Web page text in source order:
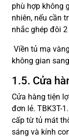
phù hợp không
nhiên, nếu cần
nhắc ghép đôi
Viền tủ mạ
không gian
1.5. Cửa
Cửa hàng tiện
đơn lẻ. TBK3T-
cấp từ tủ mát
sáng và kính